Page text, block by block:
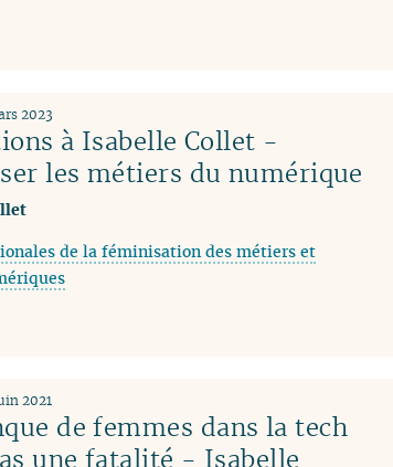
à Isabelle Collet -
les métiers du numérique
2023
de la féminisation des métiers et
de femmes dans la tech
une fatalité - Isabelle
2021